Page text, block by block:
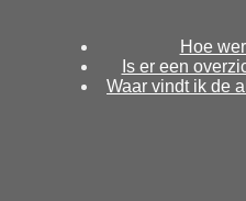
Hoe
Is er een
Waar vindt ik de